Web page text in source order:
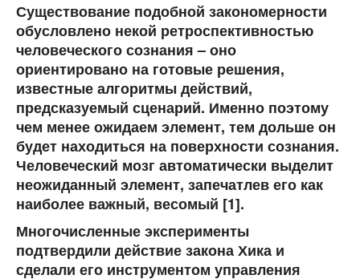
Существование подобной закономерности
обусловлено некой ретроспективностью
человеческого сознания – оно
ориентировано на готовые решения,
известные алгоритмы действий,
предсказуемый сценарий. Именно поэтому
чем менее ожидаем элемент, тем дольше он
будет находиться на поверхности сознания.
Человеческий мозг автоматически выделит
неожиданный элемент, запечатлев его как
наиболее важный, весомый [1].
Многочисленные эксперименты
подтвердили действие закона Хика и
сделали его инструментом управления